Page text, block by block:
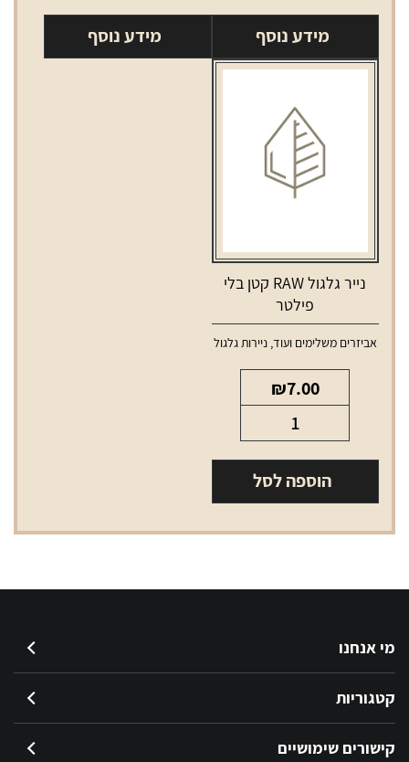
מידע נוסף מידע נוסף
נייר גלגול RAW קטן בלי
פילטר
אביזרים משלימים ועוד,ניירות גלגול
₪7.00
של
נייר
גלגול
פילטר
הוספה לסל
מי אנחנו
קטגוריות
קישורים שימושיים